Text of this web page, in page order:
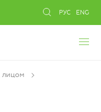
РУС ENG
лицом